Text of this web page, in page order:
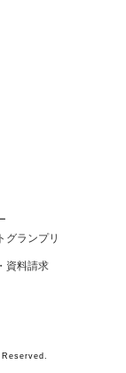
グランプリ
資料請求